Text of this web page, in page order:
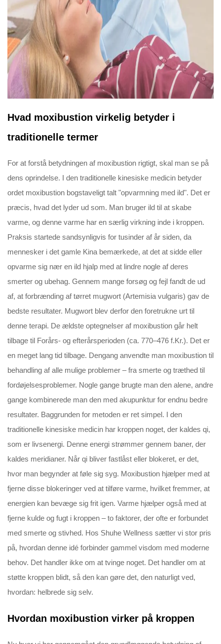
Hvad moxibustion virkelig betyder i
traditionelle termer
For at forstå betydningen af moxibustion rigtigt, skal man se på
dens oprindelse. I den traditionelle kinesiske medicin betyder
ordet moxibustion bogstaveligt talt "opvarmning med ild". Det er
præcis, hvad det lyder ud som. Man bruger ild til at skabe
varme, og denne varme har en særlig virkning inde i kroppen.
Praksis startede sandsynligvis for tusinder af år siden, da
mennesker i det gamle Kina bemærkede, at det at sidde eller
opvarme sig nær en ild hjalp med at lindre nogle af deres
smerter og ubehag. Gennem mange forsøg og fejl fandt de ud
af, at forbrænding af tørret mugwort (Artemisia vulgaris) gav de
bedste resultater. Mugwort blev derfor den foretrukne urt til
denne terapi. De ældste optegnelser af moxibustion går helt
tilbage til Forårs- og efterårsperioden (ca. 770–476 f.Kr.). Det er
en meget lang tid tilbage. Dengang anvendte man moxibustion til
behandling af alle mulige problemer – fra smerte og træthed til
fordøjelsesproblemer. Nogle gange brugte man den alene, andre
gange kombinerede man den med akupunktur for endnu bedre
resultater. Baggrunden for metoden er ret simpel. I den
traditionelle kinesiske medicin har kroppen noget, der kaldes qi,
som er livsenergi. Denne energi strømmer gennem baner, der
kaldes meridianer. Når qi bliver fastlåst eller blokeret, er det,
hvor man begynder at føle sig syg. Moxibustion hjælper med at
fjerne disse blokeringer ved at tilføre varme, hvilket fremmer, at
energien kan bevæge sig frit igen. Varme hjælper også med at
fjerne kulde og fugt i kroppen – to faktorer, der ofte er forbundet
med smerte og stivhed. Hos Shuhe Wellness sætter vi stor pris
på, hvordan denne idé forbinder gammel visdom med moderne
behov. Det handler ikke om at tvinge noget. Det handler om at
støtte kroppen blidt, så den kan gøre det, den naturligt ved,
hvordan: helbrede sig selv.
Hvordan moxibustion virker på kroppen